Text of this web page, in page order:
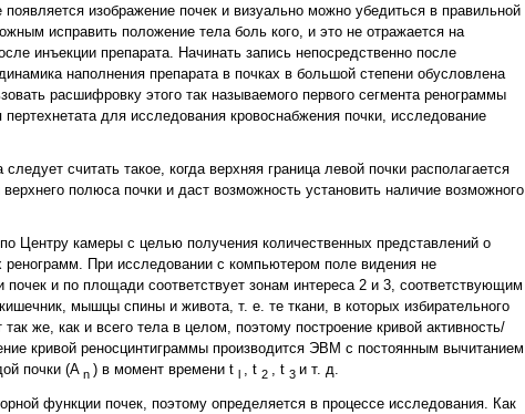
изображение почек и визуально можно убедиться в правильной
исправить положение тела боль кого, и это не отражается на
инъекции препарата. Начинать запись непосредственно после
наполнения препарата в почках в большой степени обусловлена
расшифровку этого так называемого первого сегмента ренограммы
для исследования кровоснабжения почки, исследование
считать такое, когда верхняя граница левой почки располагается
полюса почки и даст возможность установить наличие возможного
Центру камеры с целью получения количественных представлений о
При исследовании с компьютером поле видения не
почек и по площади соответствует зонам интереса 2 и 3, соответствующим
мышцы спины и живота, т. е. те ткани, в которых избирательного
же, как и всего тела в целом, поэтому построение кривой активность/
кривой реносцинтиграммы производится ЭВМ с постоянным вычитанием
почки (A n ) в момент времени t l , t 2 , t 3 и т. д.
функции почек, поэтому определяется в процессе исследования. Как